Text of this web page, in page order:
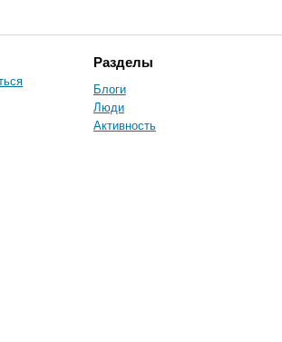
Разделы
Блоги
Люди
Активность